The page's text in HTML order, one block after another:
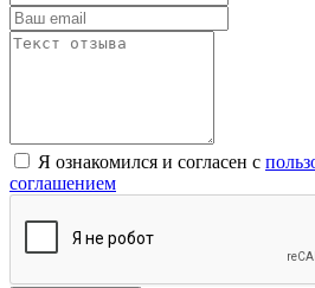
Я ознакомился и согласен с
соглашением